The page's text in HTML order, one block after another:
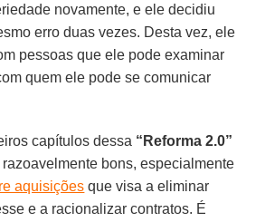
novamente, e ele decidiu
erro duas vezes. Desta vez, ele
pessoas que ele pode examinar
quem ele pode se comunicar
capítulos dessa “Reforma 2.0”
bons, especialmente
aquisições que visa a eliminar
e a racionalizar contratos. É